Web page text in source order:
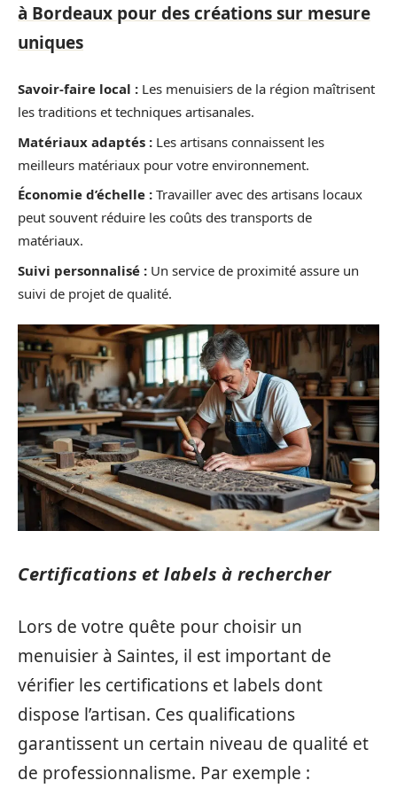
à Bordeaux pour des créations sur mesure
uniques
Savoir-faire local : Les menuisiers de la région maîtrisent
les traditions et techniques artisanales.
Matériaux adaptés : Les artisans connaissent les
meilleurs matériaux pour votre environnement.
Économie d’échelle : Travailler avec des artisans locaux
peut souvent réduire les coûts des transports de
matériaux.
Suivi personnalisé : Un service de proximité assure un
suivi de projet de qualité.
Certifications et labels à rechercher
Lors de votre quête pour choisir un
menuisier à Saintes, il est important de
vérifier les certifications et labels dont
dispose l’artisan. Ces qualifications
garantissent un certain niveau de qualité et
de professionnalisme. Par exemple :